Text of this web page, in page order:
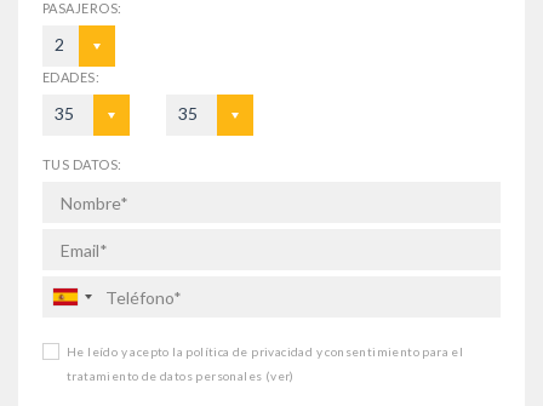
PASAJEROS:
2
EDADES:
35 35
TUS DATOS:
He leído y acepto la política de privacidad y consentimiento para el
tratamiento de datos personales (ver)